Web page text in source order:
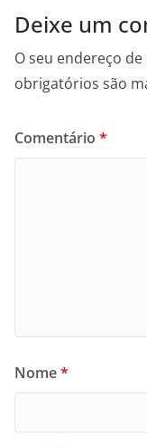
Deixe um
O seu endereço
obrigatórios são
Comentário *
Nome*